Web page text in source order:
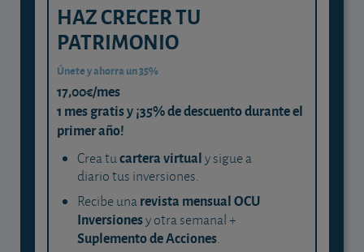
HAZ CRECER TU
PATRIMONIO
Únete y ahorra un 35%
17,00€/mes
1 mes gratis y ¡35% de descuento durante el
primer año!
Crea tucartera virtualy sigue a
diario tus inversiones.
Recibe unarevista mensual OCU
Inversionesy otra semanal +
Suplemento de Acciones.